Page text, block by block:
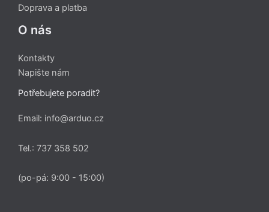
Doprava a platba
O nás
Kontakty
Napište nám
Potřebujete poradit?
Email: info@arduo.cz
Tel.: 737 358 502
(po-pá: 9:00 - 15:00)